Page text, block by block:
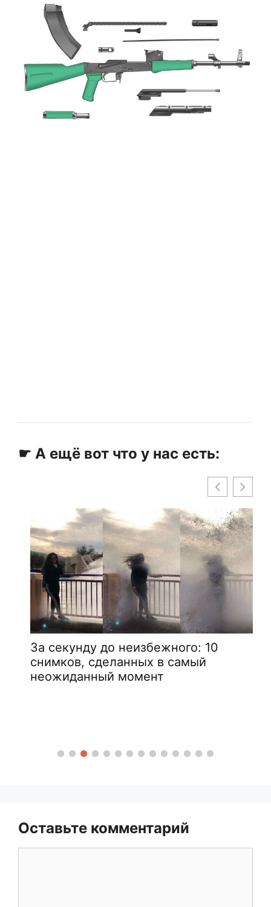
☛ А ещё вот что у нас есть:
За секунду до неизбежного: 10
снимков, сделанных в самый
неожиданный момент
Оставьте комментарий